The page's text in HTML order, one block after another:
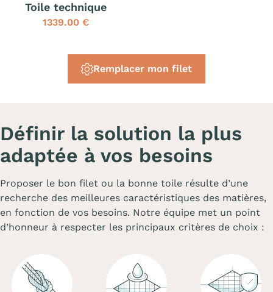
Toile technique
1339.00 €
Remplacer mon filet
Définir la solution la plus
adaptée à vos besoins
Proposer le bon filet ou la bonne toile résulte d’une
recherche des meilleures caractéristiques des matières,
en fonction de vos besoins. Notre équipe met un point
d’honneur à respecter les principaux critères de choix :